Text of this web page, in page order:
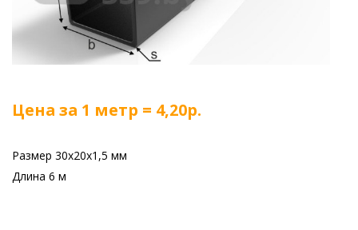
Цена за 1 метр = 4,20р.
Размер 30х20х1,5 мм
Длина 6 м